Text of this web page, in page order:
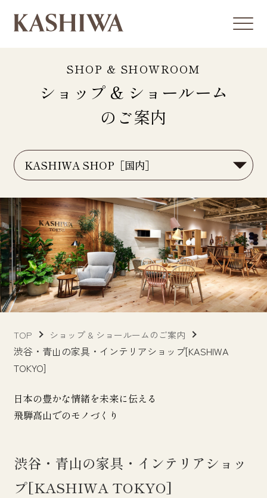
SHOP & SHOWROOM
ショップ & ショールーム
のご案内
TOP ショップ & ショールームのご案内
渋谷・青山の家具・インテリアショップ[KASHIWA
TOKYO]
日本の豊かな情緒を未来に伝える
飛騨高山でのモノづくり
渋谷・青山の家具・インテリアショッ
プ[KASHIWA TOKYO]